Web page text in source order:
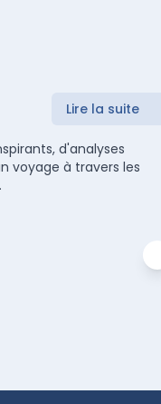
Lire la suite
d'analyses
voyage à travers les